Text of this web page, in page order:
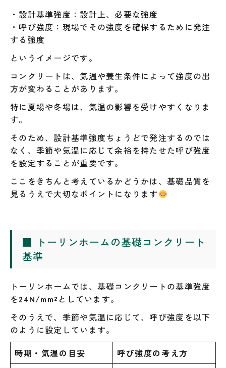
・設計基準強度：設計上、必要な強度
・呼び強度：現場でその強度を確保するために発注
する強度
というイメージです。
コンクリートは、気温や養生条件によって強度の出
方が変わることがあります。
特に夏場や冬場は、気温の影響を受けやすくなりま
す。
そのため、設計基準強度ちょうどで発注するのでは
なく、季節や気温に応じて余裕を持たせた呼び強度
を設定することが重要です。
ここをきちんと考えているかどうかは、基礎品質を
見るうえで大切なポイントになります
■ トーリンホームの基礎コンクリート
基準
トーリンホームでは、基礎コンクリートの基準強度
を24N/mm² としています。
そのうえで、季節や気温に応じて、呼び強度を以下
のように設定しています。
時期・気温の目安
呼び強度の考え方